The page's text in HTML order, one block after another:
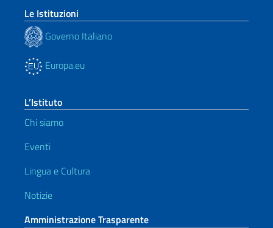
Le Istituzioni
Governo Italiano
Europa.eu
L’Istituto
Chi siamo
Eventi
Lingua e Cultura
Notizie
Amministrazione Trasparente